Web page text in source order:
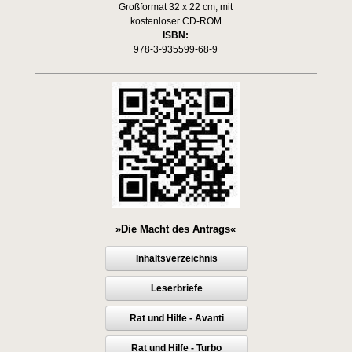
Großformat 32 x 22 cm, mit
kostenloser CD-ROM
ISBN:
978-3-935599-68-9
»Die Macht des Antrags«
Inhaltsverzeichnis
Leserbriefe
Rat und Hilfe - Avanti
Rat und Hilfe - Turbo